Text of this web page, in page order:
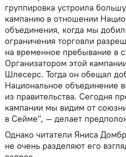
группировка устроила
кампанию в отношении
объединения, когда мы
ограничения торговли
на временное пребывание в
Организатором этой
Шлесерс. Тогда он обещал
Национальное объединение
из правительства. Сегодня
кампании мы видим от
в Сейме", — делает
Однако читатели Яниса
не очень разделяют его